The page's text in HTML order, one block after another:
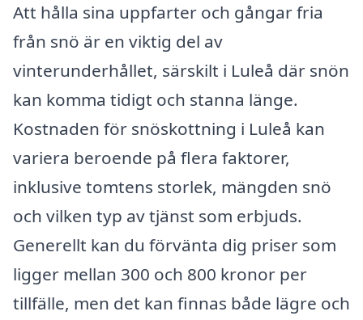
Att hålla sina uppfarter och gångar fria
från snö är en viktig del av
vinterunderhållet, särskilt i Luleå där snön
kan komma tidigt och stanna länge.
Kostnaden för snöskottning i Luleå kan
variera beroende på flera faktorer,
inklusive tomtens storlek, mängden snö
och vilken typ av tjänst som erbjuds.
Generellt kan du förvänta dig priser som
ligger mellan 300 och 800 kronor per
tillfälle, men det kan finnas både lägre och